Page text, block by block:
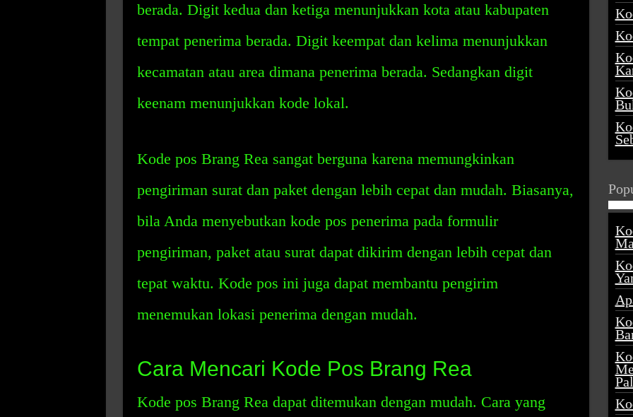
berada. Digit kedua dan ketiga menunjukkan kota atau kabupaten
tempat penerima berada. Digit keempat dan kelima menunjukkan
kecamatan atau area dimana penerima berada. Sedangkan digit
keenam menunjukkan kode lokal.
Kode pos Brang Rea sangat berguna karena memungkinkan
pengiriman surat dan paket dengan lebih cepat dan mudah. Biasanya,
bila Anda menyebutkan kode pos penerima pada formulir
pengiriman, paket atau surat dapat dikirim dengan lebih cepat dan
tepat waktu. Kode pos ini juga dapat membantu pengirim
menemukan lokasi penerima dengan mudah.
Cara Mencari Kode Pos Brang Rea
Kode pos Brang Rea dapat ditemukan dengan mudah. Cara yang